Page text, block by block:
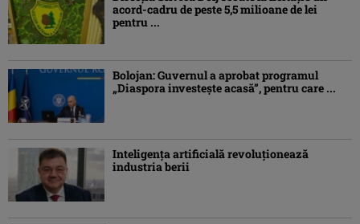
acord-cadru de peste 5,5 milioane de lei
pentru ...
Bolojan: Guvernul a aprobat programul
„Diaspora investeşte acasă”, pentru care ...
Inteligența artificială revoluționează
industria berii